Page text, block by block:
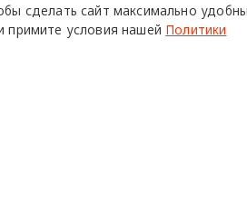
сделать сайт максимально
примите условия нашей Политики